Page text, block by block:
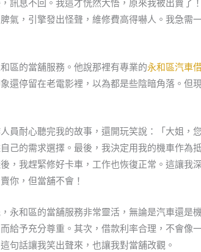
訊息不回。我這才恍然大悟，原來我被出賣了
氣，引擎發出怪聲，維修費高得嚇人。我急需
區的當舖服務。他說那裡有專業的永和區汽車
還停留在老電影裡，以為都是些陰暗角落。但
員耐心聽完我的故事，還開玩笑說：「大姐，
己的需求選擇。最後，我決定用我的機車作為
，我趕緊修好卡車，工作也恢復正常。這讓我
你，但當舖不會！
永和區的當舖服務非常靈活，無論是汽車還是
給予充分尊重。其次，借款利率合理，不會像
句話讓我笑出聲來，也讓我對當舖改觀。